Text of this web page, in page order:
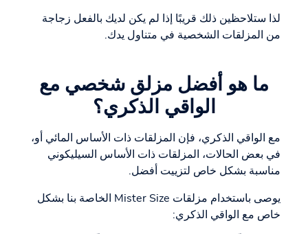
لذا ستلاحظين ذلك قريبًا إذا لم يكن لديك بالفعل زجاجة
من المزلقات الشخصية في متناول يدك.
ما هو أفضل مزلق شخصي مع
الواقي الذكري؟
مع الواقي الذكري، فإن المزلقات ذات الأساس المائي أو،
في بعض الحالات، المزلقات ذات الأساس السيليكوني
مناسبة بشكل خاص لتزييت أفضل.
يوصى باستخدام مزلقات Mister Size الخاصة بنا بشكل
خاص مع الواقي الذكري: